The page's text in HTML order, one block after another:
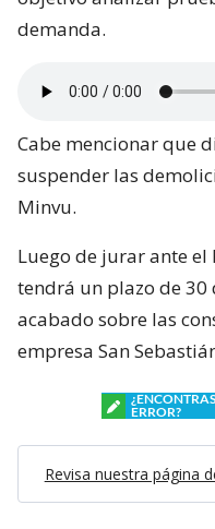
demanda.
Cabe mencionar que
suspender las
Minvu.
Luego de jurar ante el
tendrá un plazo de
acabado sobre las
empresa San
ERROR?
Revisa nuestra página